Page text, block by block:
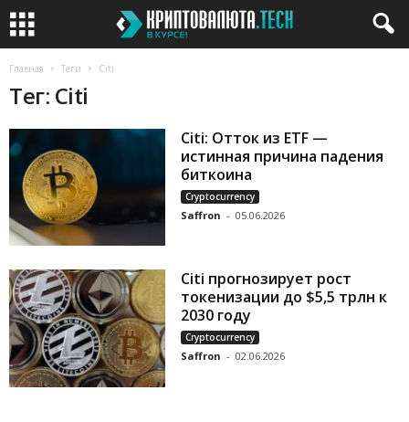
Главная Теги Citi
Тег: Citi
Citi: Отток из ETF —
истинная причина падения
биткоина
Cryptocurrency
Saffron - 05.06.2026
Citi прогнозирует рост
токенизации до $5,5 трлн к
2030 году
Cryptocurrency
Saffron - 02.06.2026